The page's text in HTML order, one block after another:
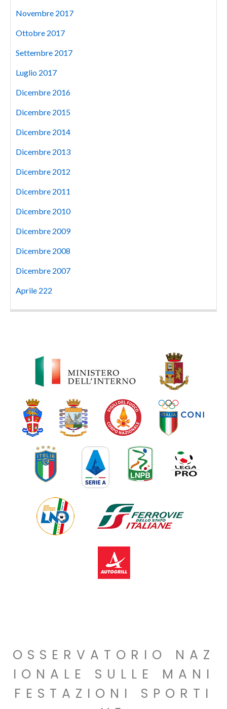
Novembre 2017
Ottobre 2017
Settembre 2017
Luglio 2017
Dicembre 2016
Dicembre 2015
Dicembre 2014
Dicembre 2013
Dicembre 2012
Dicembre 2011
Dicembre 2010
Dicembre 2009
Dicembre 2008
Dicembre 2007
Aprile 222
OSSERVATORIO NAZ
IONALE SULLE MANI
FESTAZIONI SPORTI